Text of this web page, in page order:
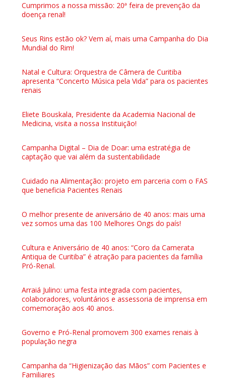
Cumprimos a nossa missão: 20ª feira de prevenção da
doença renal!
Seus Rins estão ok? Vem aí, mais uma Campanha do Dia
Mundial do Rim!
Natal e Cultura: Orquestra de Câmera de Curitiba
apresenta “Concerto Música pela Vida” para os pacientes
renais
Eliete Bouskala, Presidente da Academia Nacional de
Medicina, visita a nossa Instituição!
Campanha Digital – Dia de Doar: uma estratégia de
captação que vai além da sustentabilidade
Cuidado na Alimentação: projeto em parceria com o FAS
que beneficia Pacientes Renais
O melhor presente de aniversário de 40 anos: mais uma
vez somos uma das 100 Melhores Ongs do país!
Cultura e Aniversário de 40 anos: “Coro da Camerata
Antiqua de Curitiba” é atração para pacientes da família
Pró-Renal.
Arraiá Julino: uma festa integrada com pacientes,
colaboradores, voluntários e assessoria de imprensa em
comemoração aos 40 anos.
Governo e Pró-Renal promovem 300 exames renais à
população negra
Campanha da “Higienização das Mãos” com Pacientes e
Familiares